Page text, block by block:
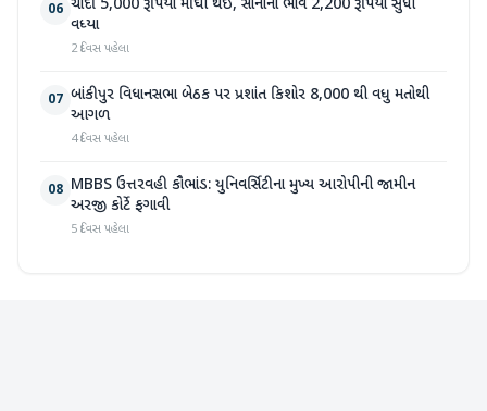
06 ચાંદી 5,000 રૂપિયા મોંઘી થઈ, સોનાના ભાવ 2,200 રૂપિયા સુધી
વધ્યા
2 દિવસ પહેલા
07 બાંકીપુર વિધાનસભા બેઠક પર પ્રશાંત કિશોર 8,000 થી વધુ મતોથી
આગળ
4 દિવસ પહેલા
08 MBBS ઉત્તરવહી કૌભાંડ: યુનિવર્સિટીના મુખ્ય આરોપીની જામીન
અરજી કોર્ટે ફગાવી
5 દિવસ પહેલા